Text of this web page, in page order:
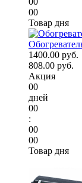
00
Товар дня
1400.00 руб.
808.00 руб.
Акция
00
дней
00
:
00
00
Товар дня